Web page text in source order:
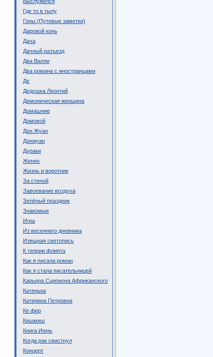
Где то в тылу
Горы (Путевые заметки)
Даровой конь
Дача
Дачный разъезд
Два Вилли
Два романа с иностранцами
Де
Дедушка Леонтий
Демоническая женщина
Домашние
Домовой
Дон Жуан
Донжуан
Дураки
Жених
Жизнь и воротник
За стеной
Завоевание воздуха
Зелёный праздник
Знакомые
Игра
Из весеннего дневника
Изящная светопись
К теории флирта
Как я писала роман
Как я стала писательницей
Карьера Сципиона Африканского
Катенька
Катерина Петровна
Ке фер
Кишмиш
Книга Июнь
Когда рак свистнул
Концерт